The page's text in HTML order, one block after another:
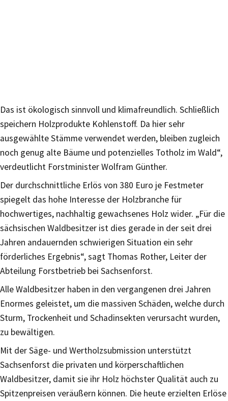
Das ist ökologisch sinnvoll und klimafreundlich. Schließlich
speichern Holzprodukte Kohlenstoff. Da hier sehr
ausgewählte Stämme verwendet werden, bleiben zugleich
noch genug alte Bäume und potenzielles Totholz im Wald“,
verdeutlicht Forstminister Wolfram Günther.
Der durchschnittliche Erlös von 380 Euro je Festmeter
spiegelt das hohe Interesse der Holzbranche für
hochwertiges, nachhaltig gewachsenes Holz wider. „Für die
sächsischen Waldbesitzer ist dies gerade in der seit drei
Jahren andauernden schwierigen Situation ein sehr
förderliches Ergebnis“, sagt Thomas Rother, Leiter der
Abteilung Forstbetrieb bei Sachsenforst.
Alle Waldbesitzer haben in den vergangenen drei Jahren
Enormes geleistet, um die massiven Schäden, welche durch
Sturm, Trockenheit und Schadinsekten verursacht wurden,
zu bewältigen.
Mit der Säge- und Wertholzsubmission unterstützt
Sachsenforst die privaten und körperschaftlichen
Waldbesitzer, damit sie ihr Holz höchster Qualität auch zu
Spitzenpreisen veräußern können. Die heute erzielten Erlöse